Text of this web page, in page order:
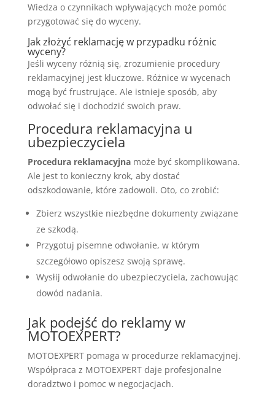
Wiedza o czynnikach wpływających może pomóc
przygotować się do wyceny.
Jak złożyć reklamację w przypadku różnic
wyceny?
Jeśli wyceny różnią się, zrozumienie procedury
reklamacyjnej jest kluczowe. Różnice w wycenach
mogą być frustrujące. Ale istnieje sposób, aby
odwołać się i dochodzić swoich praw.
Procedura reklamacyjna u
ubezpieczyciela
Procedura reklamacyjnamoże być skomplikowana.
Ale jest to konieczny krok, aby dostać
odszkodowanie, które zadowoli. Oto, co zrobić:
Zbierz wszystkie niezbędne dokumenty związane
ze szkodą.
Przygotuj pisemne odwołanie, w którym
szczegółowo opiszesz swoją sprawę.
Wysłij odwołanie do ubezpieczyciela, zachowując
dowód nadania.
Jak podejść do reklamy w
MOTOEXPERT?
MOTOEXPERT pomaga w procedurze reklamacyjnej.
Współpraca z MOTOEXPERT daje profesjonalne
doradztwo i pomoc w negocjacjach.